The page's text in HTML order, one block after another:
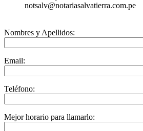
notsalv@notariasalvatierra.com.pe
Nombres y Apellidos:
Email:
Teléfono:
Mejor horario para llamarlo: